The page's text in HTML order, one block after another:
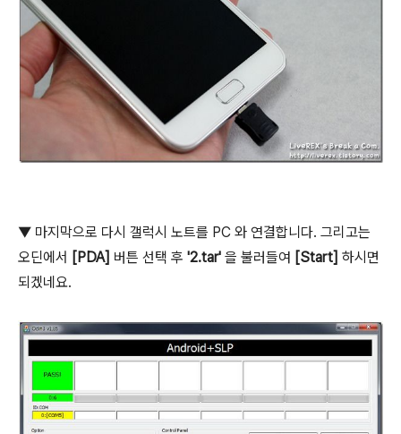
▼ 마지막으로 다시 갤럭시 노트를 PC 와 연결합니다. 그리고는
오딘에서 [PDA] 버튼 선택 후 '2.tar' 을 불러들여 [Start] 하시면
되겠네요.